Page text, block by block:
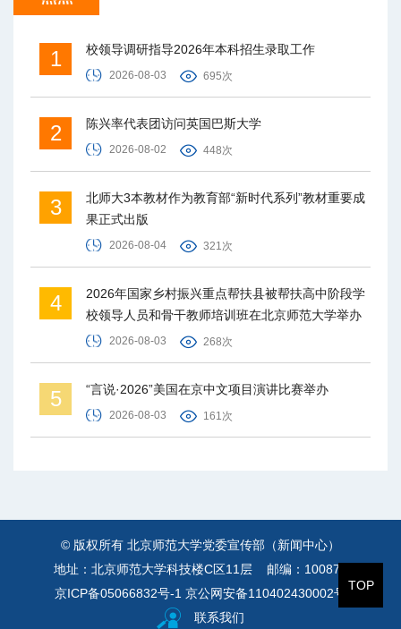
1 校领导调研指导2026年本科招生录取工作
2026-08-03 695次
2 陈兴率代表团访问英国巴斯大学
2026-08-02 448次
3
北师大3本教材作为教育部“新时代系列”教材重要成
果正式出版
2026-08-04 321次
4
2026年国家乡村振兴重点帮扶县被帮扶高中阶段学
校领导人员和骨干教师培训班在北京师范大学举办
2026-08-03 268次
5 “言说·2026”美国在京中文项目演讲比赛举办
2026-08-03 161次
TOP
© 版权所有 北京师范大学党委宣传部（新闻中心）
地址：北京师范大学科技楼C区11层 邮编：100875
京ICP备05066832号-1 京公网安备110402430002号
联系我们